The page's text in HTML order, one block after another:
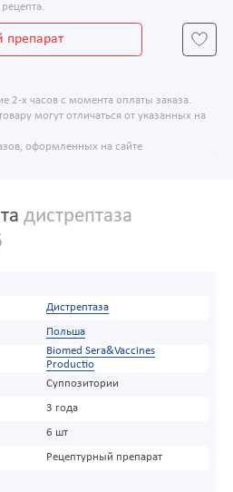
препарат
2-х часов с момента оплаты заказа.
могут отличаться от указанных на
оформленных на сайте
дистрептаза
Дистрептаза
Польша
Biomed Sera&Vaccines
Productio
Суппозитории
3 года
6 шт
Рецептурный препарат